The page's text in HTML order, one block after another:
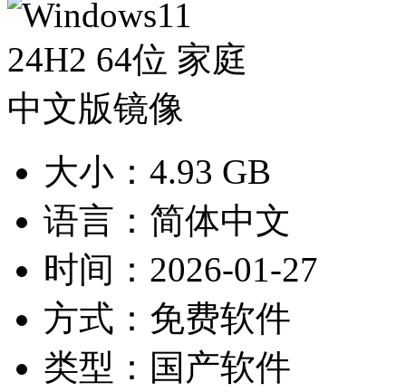
大小： 4.93 GB
语言： 简体中文
时间： 2026-01-27
方式： 免费软件
类型： 国产软件